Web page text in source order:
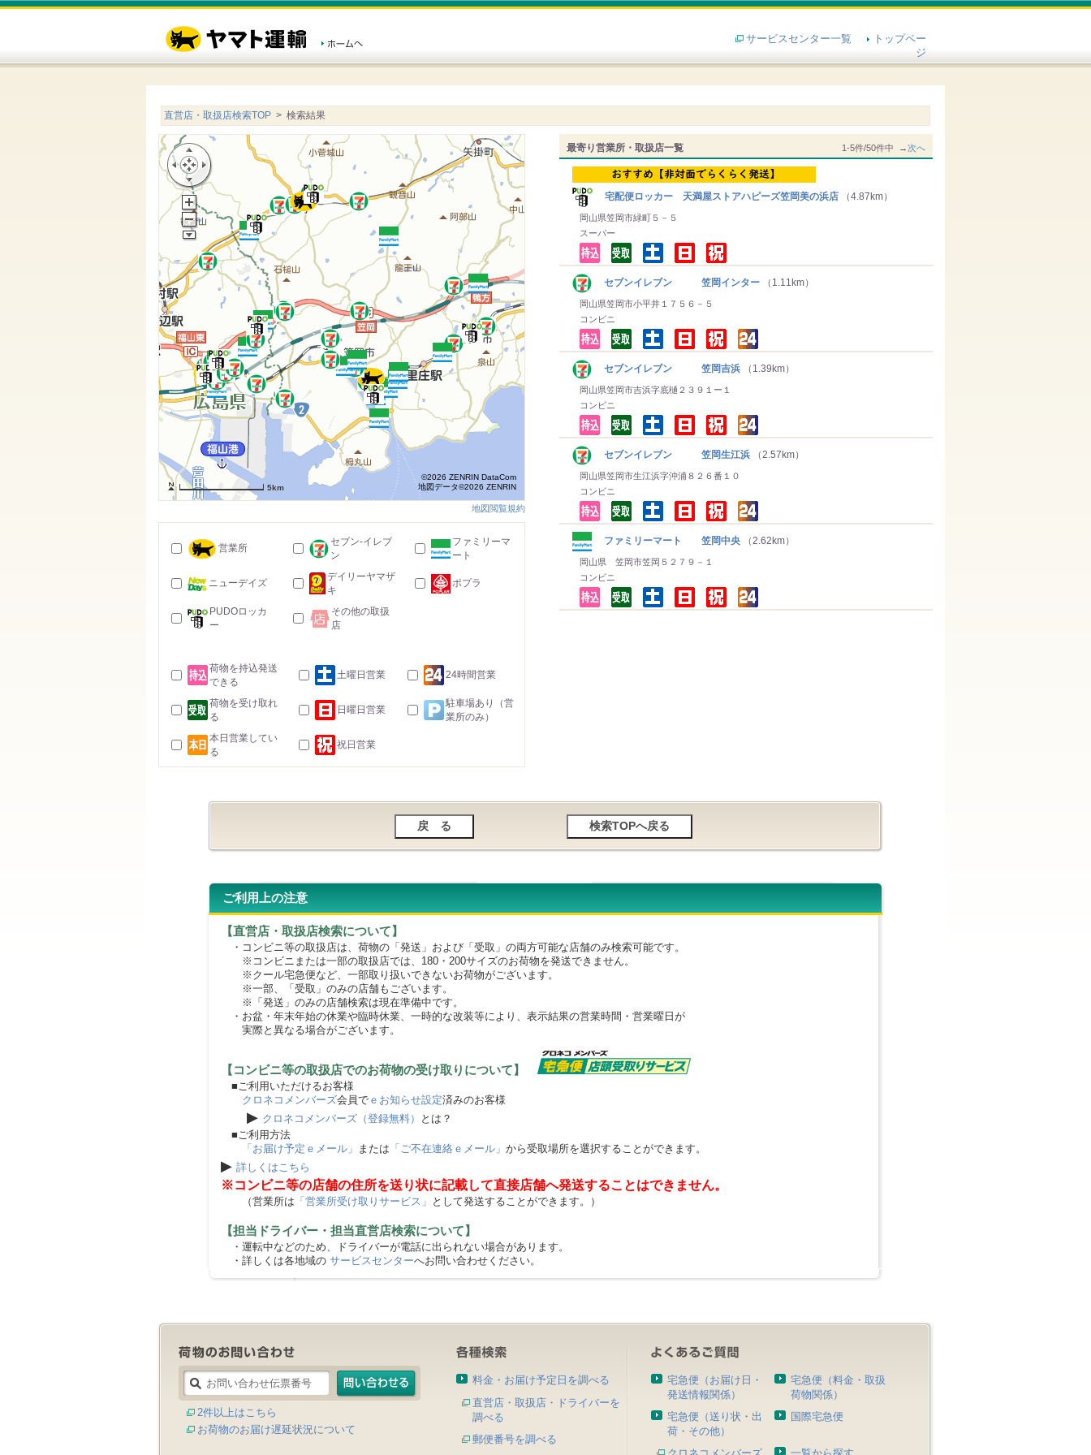
サービスセンター一覧
トップペー
ジ
直営店・取扱店検索TOP > 検索結果
最寄り営業所・取扱店一覧 1-5件/50件中 →次へ
宅配便ロッカー 天満屋ストアハピーズ笠岡美の浜店 （4.87km）
岡山県笠岡市緑町５－５
スーパー
セブンイレブン 笠岡インター （1.11km）
岡山県笠岡市小平井１７５６－５
コンビニ
セブンイレブン 笠岡吉浜 （1.39km）
岡山県笠岡市吉浜字底樋２３９１ー１
コンビニ
セブンイレブン 笠岡生江浜 （2.57km）
岡山県笠岡市生江浜字沖浦８２６番１０
コンビニ
ファミリーマート 笠岡中央 （2.62km）
岡山県 笠岡市笠岡５２７９－１
コンビニ
5km
©2026 ZENRIN DataCom
地図データ©2026 ZENRIN
地図閲覧規約
営業所
セブン-イレブ
ン
ファミリーマ
ート
ニューデイズ
デイリーヤマザ
キ
ポプラ
PUDOロッカ
ー
その他の取扱
店
荷物を持込発送
できる
土曜日営業 24時間営業
荷物を受け取れ
る
日曜日営業
駐車場あり（営
業所のみ）
本日営業してい
る
祝日営業
ご利用上の注意
【直営店・取扱店検索について】
・コンビニ等の取扱店は、荷物の「発送」および「受取」の両方可能な店舗のみ検索可能です。
※コンビニまたは一部の取扱店では、180・200サイズのお荷物を発送できません。
※クール宅急便など、一部取り扱いできないお荷物がございます。
※一部、「受取」のみの店舗もございます。
※「発送」のみの店舗検索は現在準備中です。
・お盆・年末年始の休業や臨時休業、一時的な改装等により、表示結果の営業時間・営業曜日が
実際と異なる場合がございます。
【コンビニ等の取扱店でのお荷物の受け取りについて】
■ご利用いただけるお客様
クロネコメンバーズ会員で ｅお知らせ設定済みのお客様
▶ クロネコメンバーズ（登録無料）
とは？
■ご利用方法
「お届け予定ｅメール」 または 「ご不在連絡ｅメール」 から受取場所を選択することができます。
▶ 詳しくはこちら
※コンビニ等の店舗の住所を送り状に記載して直接店舗へ発送することはできません。
（営業所は 「営業所受け取りサービス」 として発送することができます。）
【担当ドライバー・担当直営店検索について】
・運転中などのため、ドライバーが電話に出られない場合があります。
・詳しくは各地域の サービスセンターへお問い合わせください。
2件以上はこちら
お荷物のお届け遅延状況について
料金・お届け予定日を調べる
直営店・取扱店・ドライバーを
調べる
郵便番号を調べる
宅急便（お届け日・
発送情報関係）
宅急便（料金・取扱
荷物関係）
宅急便（送り状・出
荷・その他）
国際宅急便